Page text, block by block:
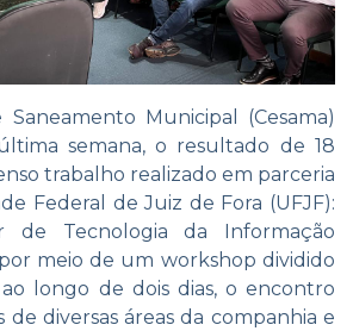
Municipal (Cesama)
semana, o resultado de 18
trabalho realizado em parceria
Federal de Juiz de Fora (UFJF):
de Tecnologia da Informação
meio de um workshop dividido
ao longo de dois dias, o encontro
diversas áreas da companhia e